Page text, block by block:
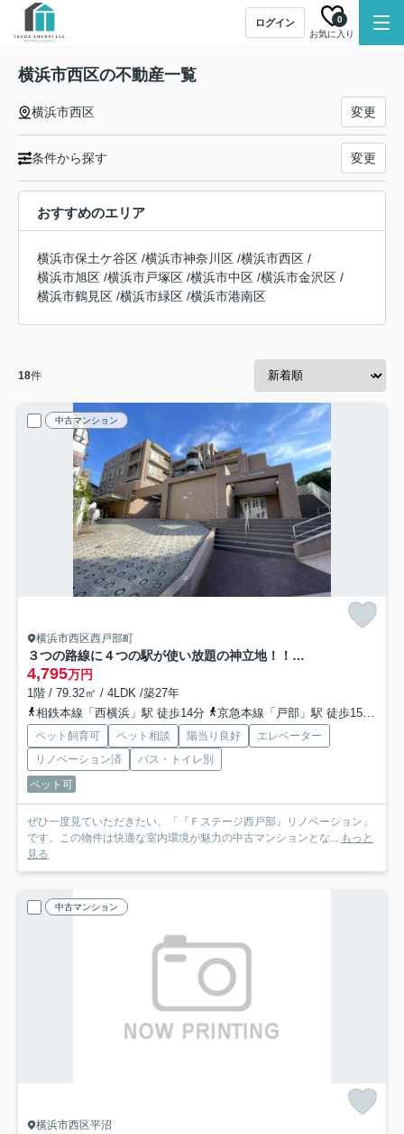
ログイン
お気に入り
0
横浜市西区の不動産一覧
横浜市西区 変更
条件から探す 変更
おすすめのエリア
横浜市保土ケ谷区 /横浜市神奈川区 /横浜市西区 /
横浜市旭区 /横浜市戸塚区 /横浜市中区 /横浜市金沢区 /
横浜市鶴見区 /横浜市緑区 /横浜市港南区
18件
中古マンション
横浜市西区西戸部町
３つの路線に４つの駅が使い放題の神立地！！玄関ライトが横浜と言うより横濱って感じで好き、、、見るだけタダ！！な、『Ｆステージ西戸部』リノベーション
4,795万円
1階 / 79.32㎡ / 4LDK /築27年
相鉄本線「西横浜」駅 徒歩14分
京急本線「戸部」駅 徒歩15分
ペット飼育可 ペット相談 陽当り良好
エレベーター
リノベーション済
バス・トイレ別
ペット可
ぜひ一度見ていただきたい、「『Ｆステージ西戸部』リノベーション」
です。この物件は快適な室内環境が魅力の中古マンションとな... もっと
見る
中古マンション
横浜市西区平沼